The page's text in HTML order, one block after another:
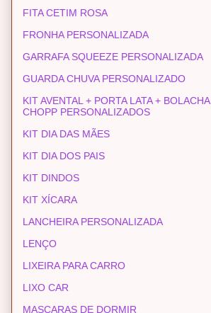
FITA CETIM ROSA
FRONHA PERSONALIZADA
GARRAFA SQUEEZE PERSONALIZADA
GUARDA CHUVA PERSONALIZADO
KIT AVENTAL + PORTA LATA +
CHOPP PERSONALIZADOS
KIT DIA DAS MÃES
KIT DIA DOS PAIS
KIT DINDOS
KIT XÍCARA
LANCHEIRA PERSONALIZADA
LENÇO
LIXEIRA PARA CARRO
LIXO CAR
MASCARAS DE DORMIR